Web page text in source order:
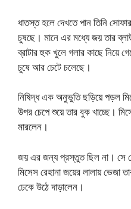
ধাতস্ত হলে দেখতে পান তিনি
চুষছে। মানে এর মধ্যে জয় তার
ব্রাটার হুক খুলে গলার কাছে নিয়ে
চুষে আর চেটে চলেছে।
নিষিদ্ধ এক অনুভুতি ছড়িয়ে পড়ল
উপর চেপে শুয়ে তার বুক খাচ্ছে।
মারলেন।
জয় এর জন্য প্রস্তুত ছিল না। সে
মিসেস রেহানা জয়ের লালায় ভেজা
ঢেকে উঠে দাড়ালেন।